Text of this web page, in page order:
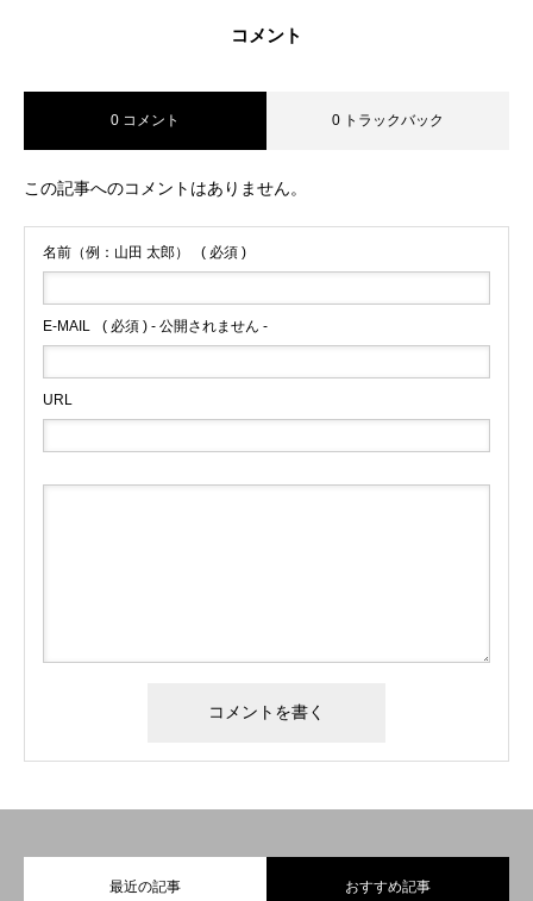
コメント
0 コメント 0 トラックバック
この記事へのコメントはありません。
名前（例：山田 太郎） ( 必須 )
E-MAIL ( 必須 ) - 公開されません -
URL
最近の記事 おすすめ記事